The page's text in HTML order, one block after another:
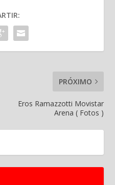
PRÓXIMO
Eros Ramazzotti Movistar
Arena ( Fotos )